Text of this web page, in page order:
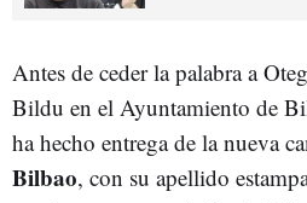
Antes de ceder la palabra a
Bildu en el Ayuntamiento de
ha hecho entrega de la nueva
Bilbao, con su apellido